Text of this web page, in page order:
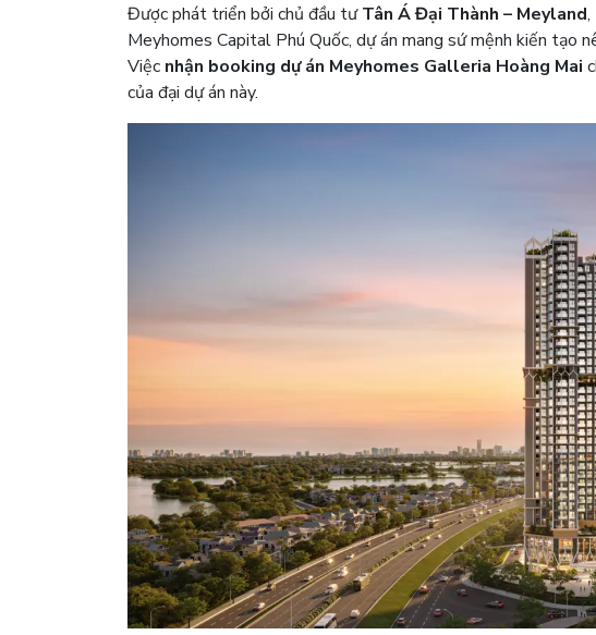
Được phát triển bởi chủ đầu tưTân Á Đại Thành – Meyland,
Meyhomes Capital Phú Quốc, dự án mang sứ mệnh kiến tạo
Việc nhận booking dự án Meyhomes Galleria Hoàng Mai
của đại dự án này.